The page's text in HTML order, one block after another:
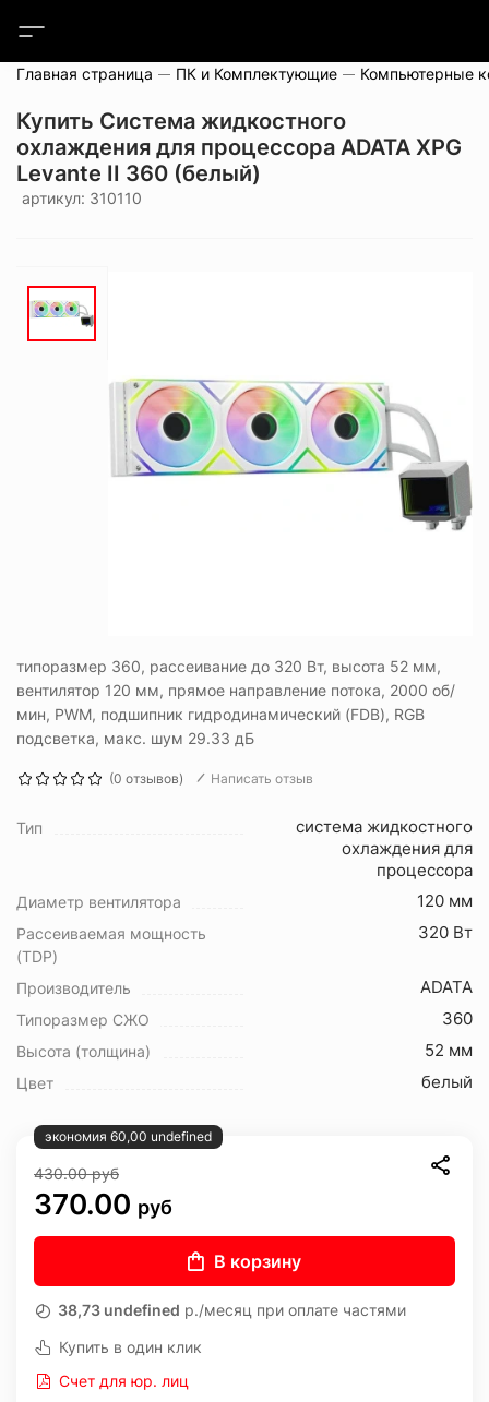
Главная страница ПК и Комплектующие Компьютерные
Купить Система жидкостного
охлаждения для процессора ADATA XPG
Levante II 360 (белый)
артикул: 310110
типоразмер 360, рассеивание до 320 Вт, высота 52 мм,
вентилятор 120 мм, прямое направление потока, 2000 об/
мин, PWM, подшипник гидродинамический (FDB), RGB
подсветка, макс. шум 29.33 дБ
(0 отзывов) Написать отзыв
Тип
система жидкостного
охлаждения для
процессора
Диаметр вентилятора 120 мм
Рассеиваемая мощность
(TDP)
320 Вт
Производитель ADATA
Типоразмер СЖО 360
Высота (толщина) 52 мм
Цвет белый
экономия 60,00 undefined
430.00руб
370.00 руб
В корзину
38,73 undefined р./месяц при оплате частями
Купить в один клик
Счет для юр. лиц